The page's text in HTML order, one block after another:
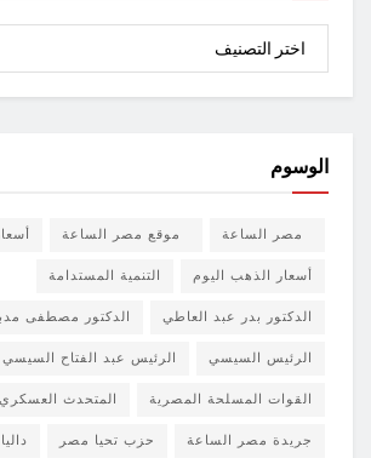
الأقسام
الوسوم
مصر الساعة موقع مصر الساعة
أسعار الذهب اليوم التنمية المستدامة
الدكتور بدر عبد العاطي الدكتور مصطفى
الرئيس السيسي الرئيس عبد الفتاح السيسي
القوات المسلحة المصرية المتحدث العسكري
جريدة مصر الساعة حزب تحيا مصر